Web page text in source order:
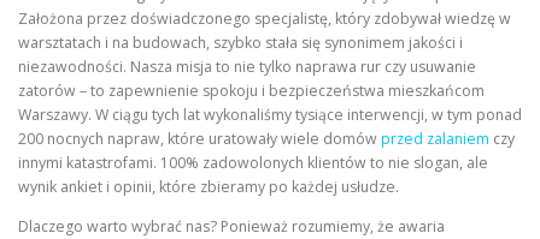
Założona przez doświadczonego specjalistę, który zdobywał wiedzę w
warsztatach i na budowach, szybko stała się synonimem jakości i
niezawodności. Nasza misja to nie tylko naprawa rur czy usuwanie
zatorów – to zapewnienie spokoju i bezpieczeństwa mieszkańcom
Warszawy. W ciągu tych lat wykonaliśmy tysiące interwencji, w tym ponad
200 nocnych napraw, które uratowały wiele domówprzed zalaniem czy
innymi katastrofami. 100% zadowolonych klientów to nie slogan, ale
wynik ankiet i opinii, które zbieramy po każdej usłudze.
Dlaczego warto wybrać nas? Ponieważ rozumiemy, że awaria